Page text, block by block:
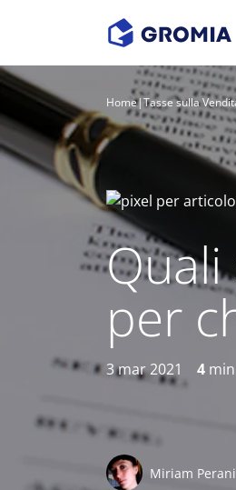
Home|Tasse sulla
per
3 mar 2021 4
Miriam Perani